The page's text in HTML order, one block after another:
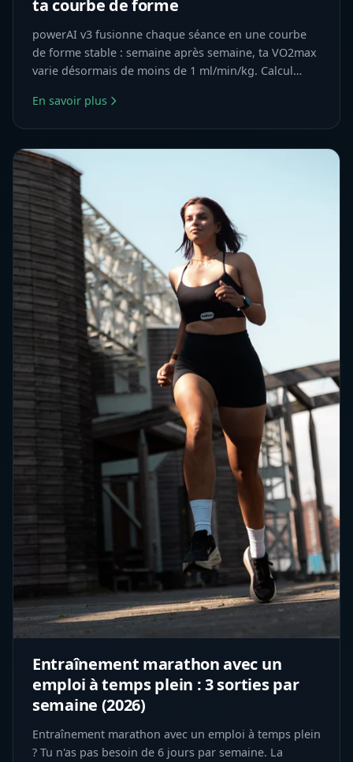
ta courbe de forme
powerAI v3 fusionne chaque séance en une courbe
de forme stable : semaine après semaine, ta VO2max
varie désormais de moins de 1 ml/min/kg. Calcul
En savoir plus
Entraînement marathon avec un
emploi à temps plein : 3 sorties par
semaine (2026)
Entraînement marathon avec un emploi à temps plein
? Tu n'as pas besoin de 6 jours par semaine. La